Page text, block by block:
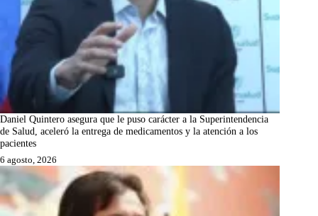
Daniel Quintero asegura que le puso carácter a la Superintendencia
de Salud, aceleró la entrega de medicamentos y la atención a los
pacientes
6 agosto, 2026